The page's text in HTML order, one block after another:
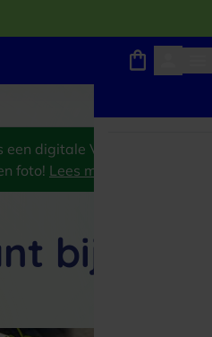
digitale VVV
foto! Lees meer
bij de